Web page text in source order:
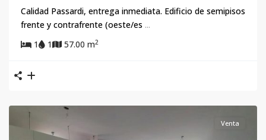
Calidad Passardi, entrega inmediata. Edificio de semipisos
frente y contrafrente (oeste/es ...
1
1 57.00 m2
Venta